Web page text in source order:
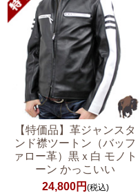
【特価品】革ジャンスタ
ンド襟ツートン（バッフ
ァロー革）黒ｘ白 モノト
ーン かっこいい
24,800円 (税込)